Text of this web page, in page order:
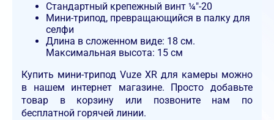
Стандартный крепежный винт ¼"-20
Мини-трипод, превращающийся в палку для
селфи
Длина в сложенном виде: 18 см.
Максимальная высота: 15 см
Купить мини-трипод Vuze XR для камеры можно
в нашем интернет магазине. Просто добавьте
товар в корзину или позвоните нам по
бесплатной горячей линии.